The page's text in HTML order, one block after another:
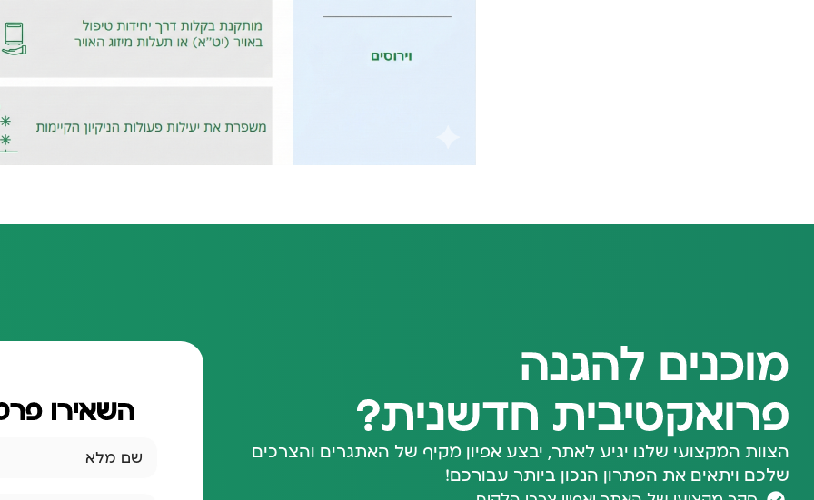
מוכנים להגנה
פרואקטיבית חדשנית?
הצוות המקצועי שלנו יגיע לאתר, יבצע אפיון מקיף של האתגרים והצרכים
שלכם ויתאים את הפתרון הנכון ביותר עבורכם!
השאירו